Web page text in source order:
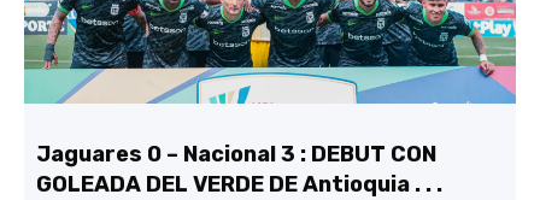
Jaguares 0 – Nacional 3 : DEBUT CON
GOLEADA DEL VERDE DE Antioquia . . .